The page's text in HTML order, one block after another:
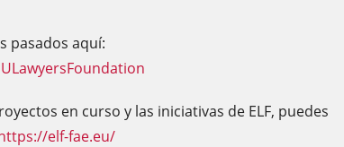
pasados aquí:
en curso y las iniciativas de ELF, puedes
elf-fae.eu/